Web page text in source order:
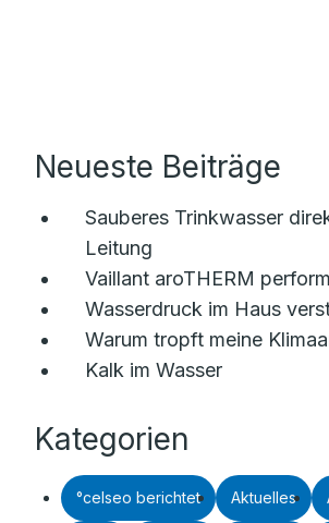
Neueste Beiträge
Sauberes Trinkwasser
Leitung
Vaillant aroTHERM perform
Wasserdruck im Haus
Warum tropft meine
Kalk im Wasser
Kategorien
°celseo berichtet Aktuelles